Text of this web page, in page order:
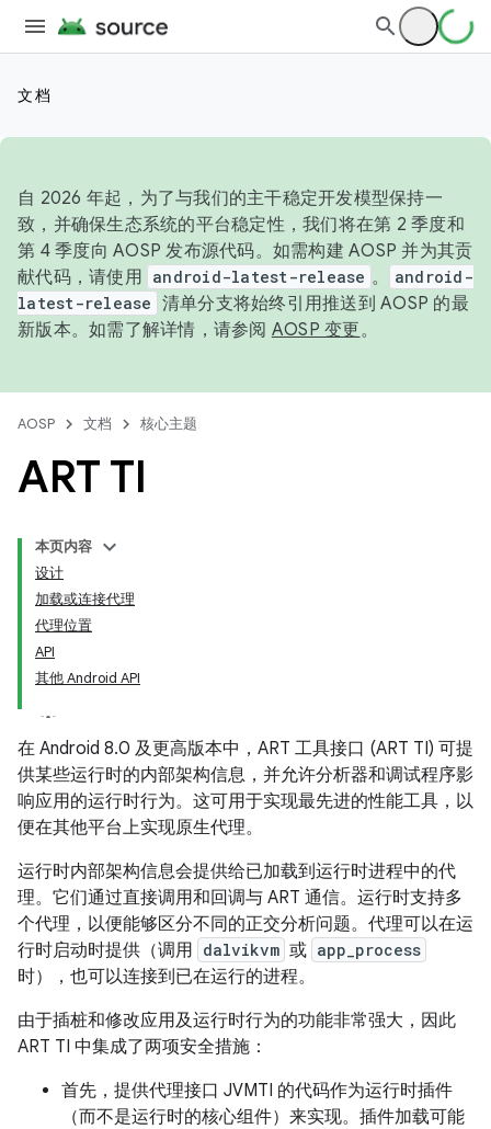
文档
自 2026 年起，为了与我们的主干稳定开发模型保持一
致，并确保生态系统的平台稳定性，我们将在第 2 季度和
第 4 季度向 AOSP 发布源代码。如需构建 AOSP 并为其贡
献代码，请使用 android-latest-release 。
android-
latest-release 清单分支将始终引用推送到 AOSP 的最
新版本。如需了解详情，请参阅 AOSP 变更。
AOSP 文档 核心主题
ART TI
本页内容
设计
加载或连接代理
代理位置
API
其他 Android API
在 Android 8.0 及更高版本中，ART 工具接口 (ART TI) 可提
供某些运行时的内部架构信息，并允许分析器和调试程序影
响应用的运行时行为。这可用于实现最先进的性能工具，以
便在其他平台上实现原生代理。
运行时内部架构信息会提供给已加载到运行时进程中的代
理。它们通过直接调用和回调与 ART 通信。运行时支持多
个代理，以便能够区分不同的正交分析问题。代理可以在运
行时启动时提供（调用 dalvikvm 或 app_process
时），也可以连接到已在运行的进程。
由于插桩和修改应用及运行时行为的功能非常强大，因此
ART TI 中集成了两项安全措施：
首先，提供代理接口 JVMTI 的代码作为运行时插件
（而不是运行时的核心组件）来实现。插件加载可能